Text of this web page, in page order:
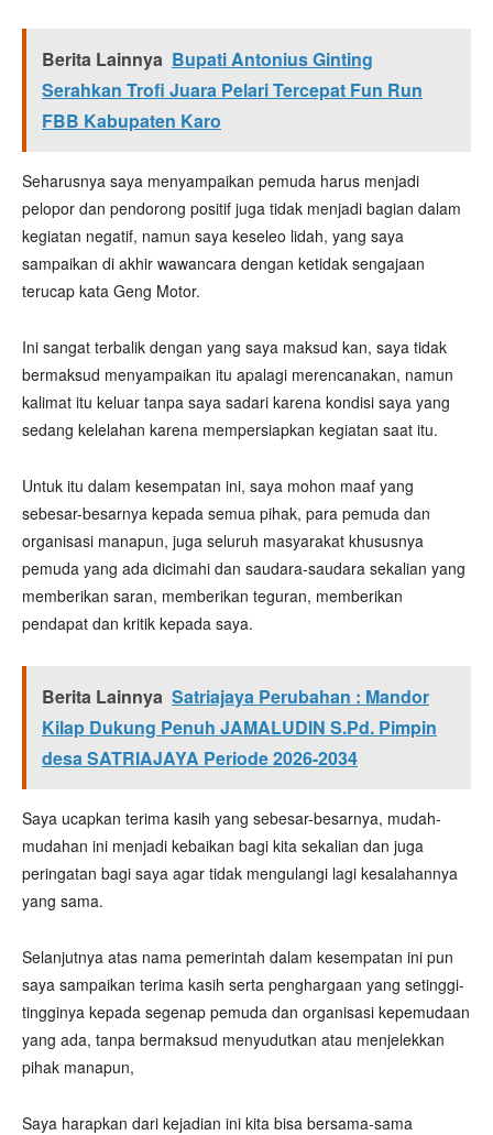
Berita Lainnya Bupati Antonius Ginting
Serahkan Trofi Juara Pelari Tercepat Fun Run
FBB Kabupaten Karo
Seharusnya saya menyampaikan pemuda harus menjadi
pelopor dan pendorong positif juga tidak menjadi bagian dalam
kegiatan negatif, namun saya keseleo lidah, yang saya
sampaikan di akhir wawancara dengan ketidak sengajaan
terucap kata Geng Motor.
Ini sangat terbalik dengan yang saya maksud kan, saya tidak
bermaksud menyampaikan itu apalagi merencanakan, namun
kalimat itu keluar tanpa saya sadari karena kondisi saya yang
sedang kelelahan karena mempersiapkan kegiatan saat itu.
Untuk itu dalam kesempatan ini, saya mohon maaf yang
sebesar-besarnya kepada semua pihak, para pemuda dan
organisasi manapun, juga seluruh masyarakat khususnya
pemuda yang ada dicimahi dan saudara-saudara sekalian yang
memberikan saran, memberikan teguran, memberikan
pendapat dan kritik kepada saya.
Berita Lainnya Satriajaya Perubahan : Mandor
Kilap Dukung Penuh JAMALUDIN S.Pd. Pimpin
desa SATRIAJAYA Periode 2026-2034
Saya ucapkan terima kasih yang sebesar-besarnya, mudah-
mudahan ini menjadi kebaikan bagi kita sekalian dan juga
peringatan bagi saya agar tidak mengulangi lagi kesalahannya
yang sama.
Selanjutnya atas nama pemerintah dalam kesempatan ini pun
saya sampaikan terima kasih serta penghargaan yang setinggi-
tingginya kepada segenap pemuda dan organisasi kepemudaan
yang ada, tanpa bermaksud menyudutkan atau menjelekkan
pihak manapun,
Saya harapkan dari kejadian ini kita bisa bersama-sama